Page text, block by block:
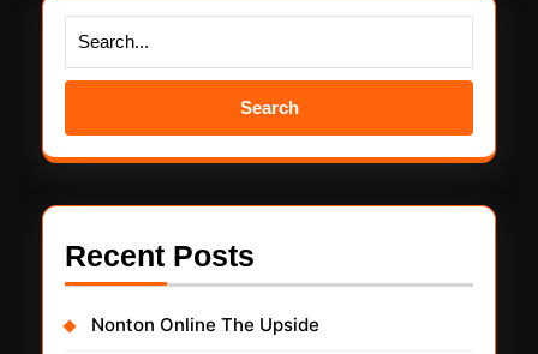
Search
Recent Posts
Nonton Online The Upside